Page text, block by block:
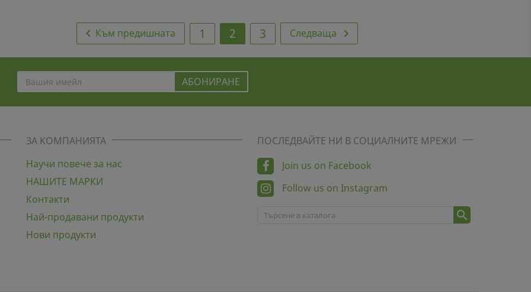
 Към предишната 1 2 3 Следваща 
ЗА КОМПАНИЯТА
Научи повече за нас
НАШИТЕ МАРКИ
Контакти
Най-продавани продукти
Нови продукти
ПОСЛЕДВАЙТЕ НИ В СОЦИАЛНИТЕ МРЕЖИ
Join us on Facebook
Follow us on Instagram
